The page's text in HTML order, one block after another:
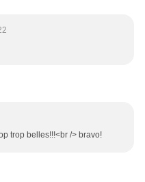
trop belles!!!<br /> bravo!